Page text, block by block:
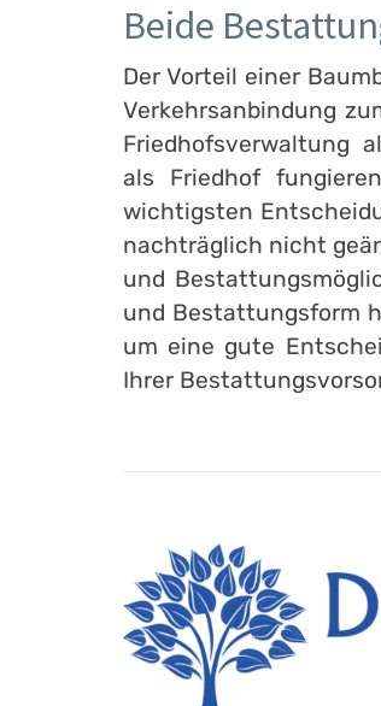
Beide
Der Vorteil einer
Verkehrsanbindung
Friedhofsverwaltung
als Friedhof
wichtigsten
nachträglich nicht
und
und Bestattungsform
um eine gute
Ihrer